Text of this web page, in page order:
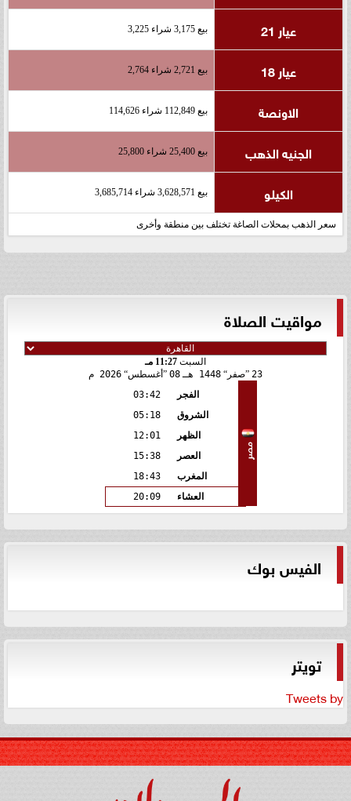
عيار 21 بيع 3,175 شراء 3,225
عيار 18 بيع 2,721 شراء 2,764
الاونصة بيع 112,849 شراء 114,626
الجنيه الذهب بيع 25,400 شراء 25,800
الكيلو بيع 3,628,571 شراء 3,685,714
سعر الذهب بمحلات الصاغة تختلف بين منطقة وأخرى
مواقيت الصلاة
السبت 11:27 مـ
23
صفر 1448 هـ 08 أغسطس 2026 م
مصر
الفجر
03:42
الشروق
05:18
الظهر
12:01
العصر
15:38
المغرب
18:43
العشاء
20:09
الفيس بوك
تويتر
Tweets by